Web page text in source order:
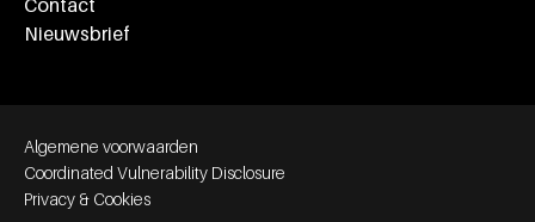
Contact
Nieuwsbrief
Footer bottom navigation
Algemene voorwaarden
Coordinated Vulnerability Disclosure
Privacy & Cookies